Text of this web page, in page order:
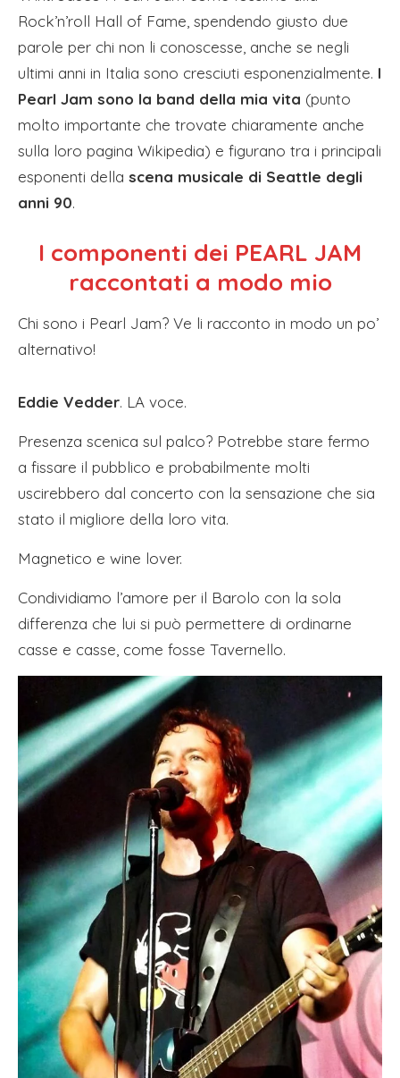
Rock’n’roll Hall of Fame, spendendo giusto due
parole per chi non li conoscesse, anche se negli
ultimi anni in Italia sono cresciuti esponenzialmente. I
Pearl Jam sono la band della mia vita (punto
molto importante che trovate chiaramente anche
sulla loro pagina Wikipedia) e figurano tra i principali
esponenti della scena musicale di Seattle degli
anni 90.
I componenti dei PEARL JAM
raccontati a modo mio
Chi sono i Pearl Jam? Ve li racconto in modo un po’
alternativo!
Eddie Vedder. LA voce.
Presenza scenica sul palco? Potrebbe stare fermo
a fissare il pubblico e probabilmente molti
uscirebbero dal concerto con la sensazione che sia
stato il migliore della loro vita.
Magnetico e wine lover.
Condividiamo l’amore per il Barolo con la sola
differenza che lui si può permettere di ordinarne
casse e casse, come fosse Tavernello.